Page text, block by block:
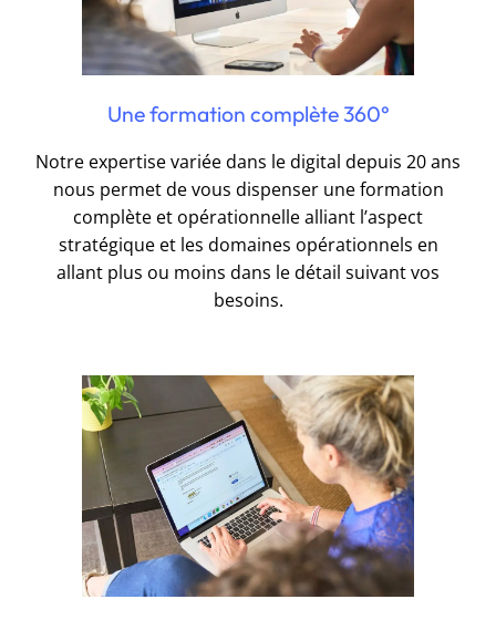
Une formation complète 360°
Notre expertise variée dans le digital depuis 20 ans
nous permet de vous dispenser une formation
complète et opérationnelle alliant l’aspect
stratégique et les domaines opérationnels en
allant plus ou moins dans le détail suivant vos
besoins.